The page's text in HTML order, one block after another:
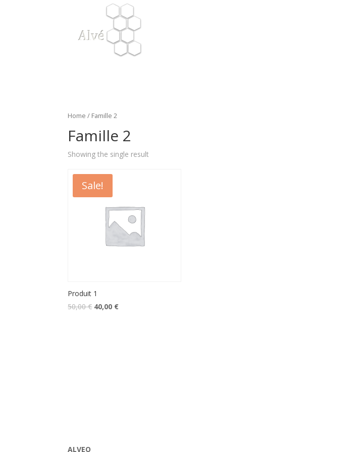
Home / Famille 2
Famille 2
Showing the single result
Sale!
Produit 1
50,00€ 40,00 €
ALVEO